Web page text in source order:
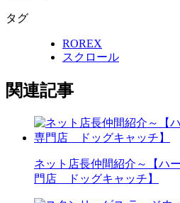
タグ
ROREX
スクロール
関連記事
ネット店長仲間紹介～【ハ
門店 ドッグキャッチ】